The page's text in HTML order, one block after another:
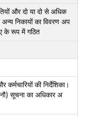
और दो या दो से अधिक
निकायों का विवरण अप
के रूप में गठित
की निर्देशिका।
सूचना का अधिकार अ